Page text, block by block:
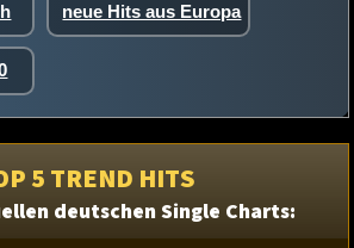
neue Hits aus Europa
5 TREND HITS
deutschen Single Charts: